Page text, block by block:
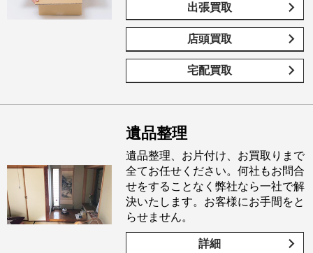
出張買取
店頭買取
宅配買取
遺品整理
遺品整理、お片付け、お買取りまで
全てお任せください。何社もお問合
せをすることなく弊社なら一社で解
決いたします。お客様にお手間をと
らせません。
詳細